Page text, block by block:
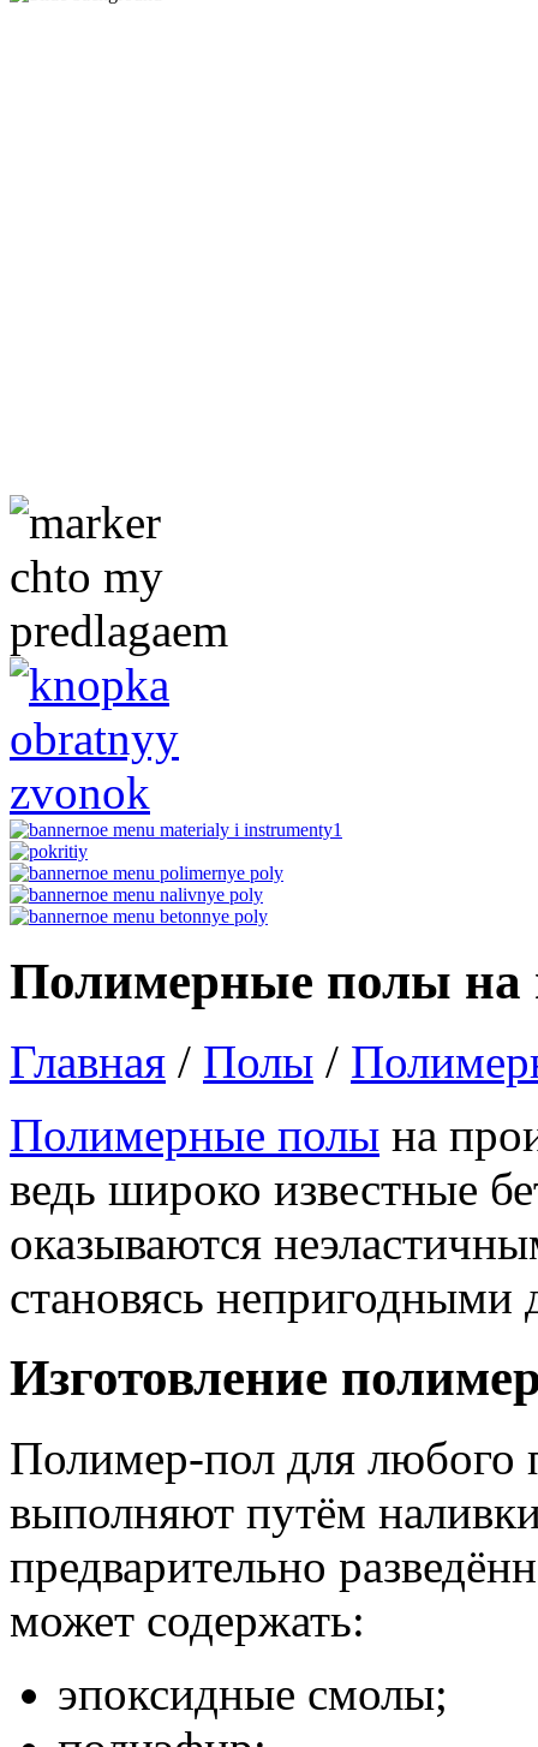
Полимерные полы на
Главная / Полы /
Полимерные полы на
ведь широко известные
оказываются
становясь непригодными
Изготовление
Полимер-пол для любого
выполняют путём
предварительно
может содержать:
эпоксидные смолы;